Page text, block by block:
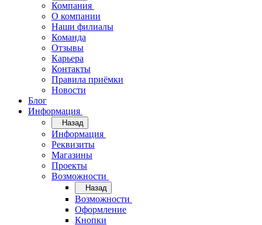
Компания
О компании
Наши филиалы
Команда
Отзывы
Карьера
Контакты
Правила приёмки
Новости
Блог
Информация
Назад
Информация
Реквизиты
Магазины
Проекты
Возможности
Назад
Возможности
Оформление
Кнопки